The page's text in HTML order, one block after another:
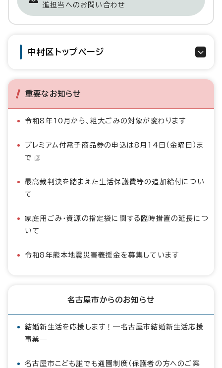
進担当へのお問い合わせ
中村区トップページ
重要なお知らせ
令和8年10月から、粗大ごみの対象が変わります
プレミアム付電子商品券の申込は8月14日（金曜日）ま
で
最高裁判決を踏まえた生活保護費等の追加給付につい
て
家庭用ごみ・資源の指定袋に関する臨時措置の延長につ
いて
令和8年熊本地震災害義援金を募集しています
名古屋市からのお知らせ
結婚新生活を応援します！―名古屋市結婚新生活応援
事業―
名古屋市こども誰でも通園制度（保護者の方へのご案